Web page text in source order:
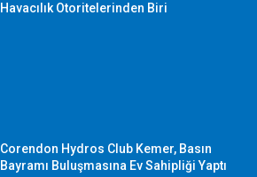
Havacılık Otoritelerinden Biri
Corendon Hydros Club Kemer, Basın
Bayramı Buluşmasına Ev Sahipliği Yaptı